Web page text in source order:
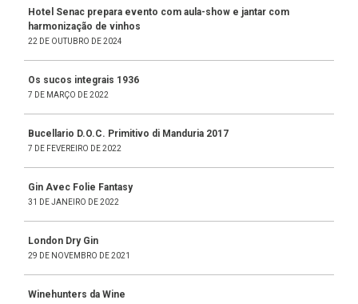
Hotel Senac prepara evento com aula-show e jantar com
harmonização de vinhos
22 DE OUTUBRO DE 2024
Os sucos integrais 1936
7 DE MARÇO DE 2022
Bucellario D.O.C. Primitivo di Manduria 2017
7 DE FEVEREIRO DE 2022
Gin Avec Folie Fantasy
31 DE JANEIRO DE 2022
London Dry Gin
29 DE NOVEMBRO DE 2021
Winehunters da Wine